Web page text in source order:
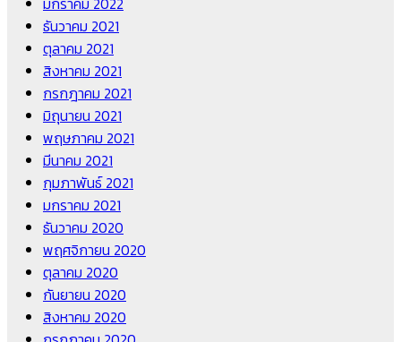
ธันวาคม 2021
ตุลาคม 2021
สิงหาคม 2021
กรกฎาคม 2021
มิถุนายน 2021
พฤษภาคม 2021
มีนาคม 2021
กุมภาพันธ์ 2021
มกราคม 2021
ธันวาคม 2020
พฤศจิกายน 2020
ตุลาคม 2020
กันยายน 2020
สิงหาคม 2020